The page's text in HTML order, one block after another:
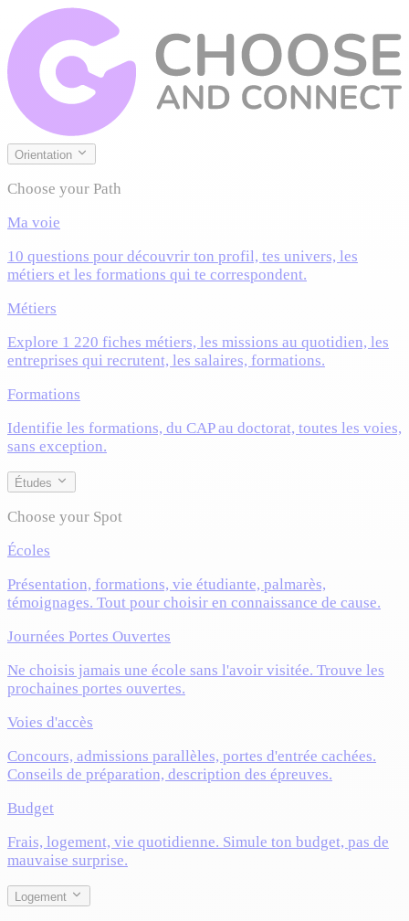
Orientation
Choose your Path
Ma voie
10 questions pour découvrir ton profil, tes univers, les
métiers et les formations qui te correspondent.
Métiers
Explore 1 220 fiches métiers, les missions au quotidien, les
entreprises qui recrutent, les salaires, formations.
Formations
Identifie les formations, du CAP au doctorat, toutes les voies,
sans exception.
Études
Choose your Spot
Écoles
Présentation, formations, vie étudiante, palmarès,
témoignages. Tout pour choisir en connaissance de cause.
Journées Portes Ouvertes
Ne choisis jamais une école sans l'avoir visitée. Trouve les
prochaines portes ouvertes.
Voies d'accès
Concours, admissions parallèles, portes d'entrée cachées.
Conseils de préparation, description des épreuves.
Budget
Frais, logement, vie quotidienne. Simule ton budget, pas de
mauvaise surprise.
Logement